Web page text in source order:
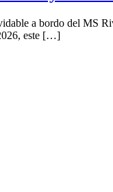
a bordo del MS
este […]